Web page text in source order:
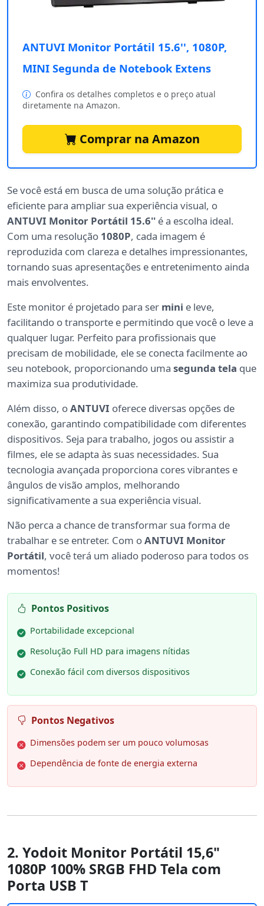
ANTUVI Monitor Portátil 15.6'', 1080P,
MINI Segunda de Notebook Extens
Confira os detalhes completos e o preço atual
diretamente na Amazon.
Comprar na Amazon
Se você está em busca de uma solução prática e
eficiente para ampliar sua experiência visual, o
ANTUVI Monitor Portátil 15.6'' é a escolha ideal.
Com uma resolução 1080P, cada imagem é
reproduzida com clareza e detalhes impressionantes,
tornando suas apresentações e entretenimento ainda
mais envolventes.
Este monitor é projetado para ser mini e leve,
facilitando o transporte e permitindo que você o leve a
qualquer lugar. Perfeito para profissionais que
precisam de mobilidade, ele se conecta facilmente ao
seu notebook, proporcionando uma segunda tela que
maximiza sua produtividade.
Além disso, oANTUVI oferece diversas opções de
conexão, garantindo compatibilidade com diferentes
dispositivos. Seja para trabalho, jogos ou assistir a
filmes, ele se adapta às suas necessidades. Sua
tecnologia avançada proporciona cores vibrantes e
ângulos de visão amplos, melhorando
significativamente a sua experiência visual.
Não perca a chance de transformar sua forma de
trabalhar e se entreter. Com oANTUVI Monitor
Portátil, você terá um aliado poderoso para todos os
momentos!
Pontos Positivos
Portabilidade excepcional
Resolução Full HD para imagens nítidas
Conexão fácil com diversos dispositivos
Pontos Negativos
Dimensões podem ser um pouco volumosas
Dependência de fonte de energia externa
2. Yodoit Monitor Portátil 15,6"
1080P 100% SRGB FHD Tela com
Porta USB T